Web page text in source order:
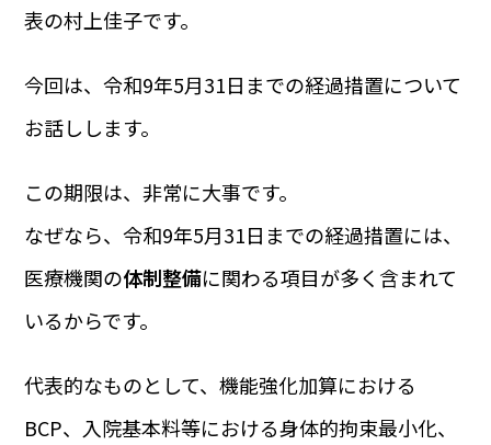
表の村上佳子です。
今回は、令和9年5月31日までの経過措置について
お話しします。
この期限は、非常に大事です。
なぜなら、令和9年5月31日までの経過措置には、
医療機関の体制整備に関わる項目が多く含まれて
いるからです。
代表的なものとして、機能強化加算における
BCP、入院基本料等における身体的拘束最小化、